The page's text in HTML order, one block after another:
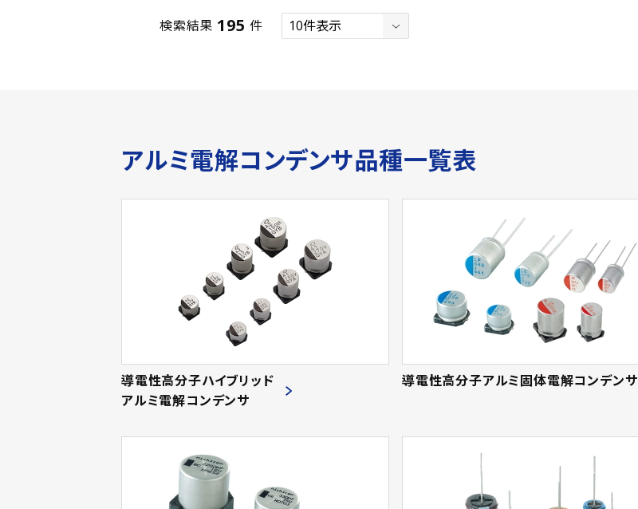
検索結果 195 件
アルミ電解コンデンサ品種一覧表
導電性高分子ハイブリッド
アルミ電解コンデンサ
導電性高分子アルミ固体電解コンデンサ